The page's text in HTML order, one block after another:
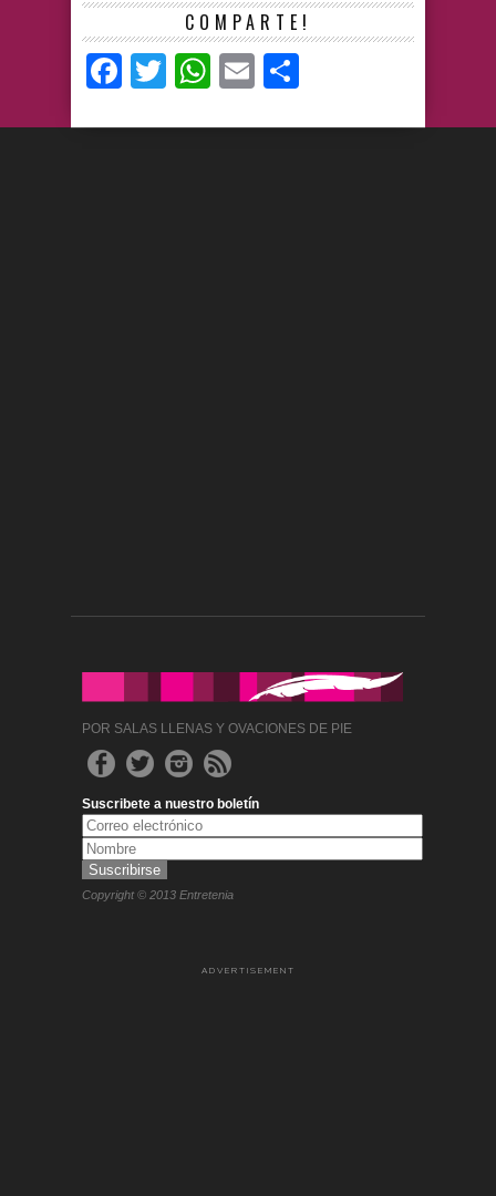
COMPARTE!
Facebook
TwitterWhatsApp
Email
POR SALAS LLENAS Y OVACIONES DE PIE
Suscribete a nuestro boletín
Copyright © 2013 Entretenia
ADVERTISEMENT